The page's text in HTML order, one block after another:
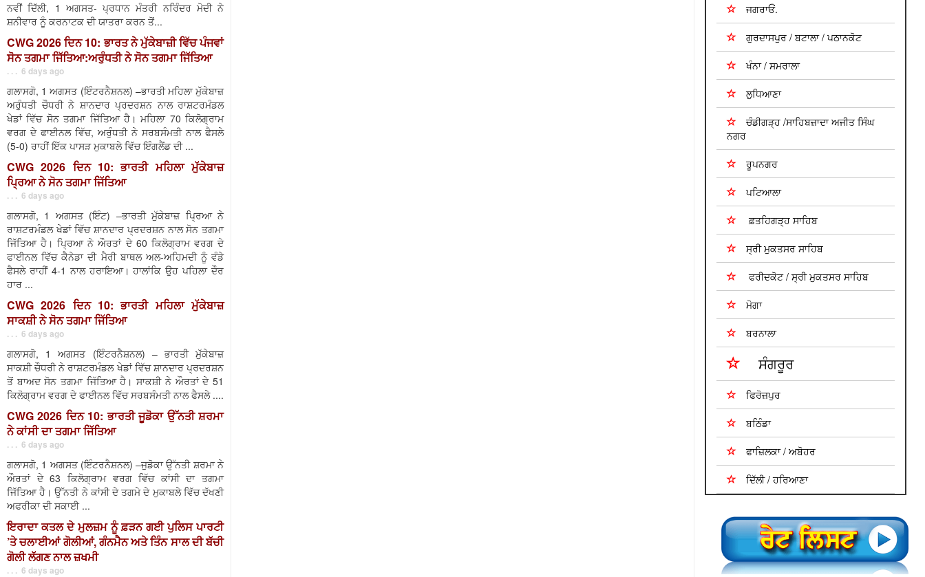
ਨਵੀਂ ਦਿੱਲੀ, 1 ਅਗਸਤ- ਪ੍ਰਧਾਨ ਮੰਤਰੀ ਨਰਿੰਦਰ ਮੋਦੀ ਨੇ
ਸ਼ਨੀਵਾਰ ਨੂੰ ਕਰਨਾਟਕ ਦੀ ਯਾਤਰਾ ਕਰਨ ਤੋਂ...
CWG 2026 ਦਿਨ 10: ਭਾਰਤ ਨੇ ਮੁੱਕੇਬਾਜ਼ੀ ਵਿੱਚ ਪੰਜਵਾਂ
ਸੋਨ ਤਗਮਾ ਜਿੱਤਿਆ:ਅਰੁੰਧਤੀ ਨੇ ਸੋਨ ਤਗਮਾ ਜਿੱਤਿਆ
. . . 6 days ago
ਗਲਾਸਗੋ, 1 ਅਗਸਤ (ਇੰਟਰਨੈਸ਼ਨਲ) –ਭਾਰਤੀ ਮਹਿਲਾ ਮੁੱਕੇਬਾਜ਼
ਅਰੁੰਧਤੀ ਚੌਧਰੀ ਨੇ ਸ਼ਾਨਦਾਰ ਪ੍ਰਦਰਸ਼ਨ ਨਾਲ ਰਾਸ਼ਟਰਮੰਡਲ
ਖੇਡਾਂ ਵਿੱਚ ਸੋਨ ਤਗਮਾ ਜਿੱਤਿਆ ਹੈ। ਮਹਿਲਾ 70 ਕਿਲੋਗ੍ਰਾਮ
ਵਰਗ ਦੇ ਫਾਈਨਲ ਵਿੱਚ, ਅਰੁੰਧਤੀ ਨੇ ਸਰਬਸੰਮਤੀ ਨਾਲ ਫੈਸਲੇ
(5-0) ਰਾਹੀਂ ਇੱਕ ਪਾਸੜ ਮੁਕਾਬਲੇ ਵਿੱਚ ਇੰਗਲੈਂਡ ਦੀ ...
CWG 2026 ਦਿਨ 10: ਭਾਰਤੀ ਮਹਿਲਾ ਮੁੱਕੇਬਾਜ਼
ਪ੍ਰਿਆ ਨੇ ਸੋਨ ਤਗਮਾ ਜਿੱਤਿਆ
. . . 6 days ago
ਗਲਾਸਗੋ, 1 ਅਗਸਤ (ਇੰਟ) –ਭਾਰਤੀ ਮੁੱਕੇਬਾਜ਼ ਪ੍ਰਿਆ ਨੇ
ਰਾਸ਼ਟਰਮੰਡਲ ਖੇਡਾਂ ਵਿੱਚ ਸ਼ਾਨਦਾਰ ਪ੍ਰਦਰਸ਼ਨ ਨਾਲ ਸੋਨ ਤਗਮਾ
ਜਿੱਤਿਆ ਹੈ। ਪ੍ਰਿਆ ਨੇ ਔਰਤਾਂ ਦੇ 60 ਕਿਲੋਗ੍ਰਾਮ ਵਰਗ ਦੇ
ਫਾਈਨਲ ਵਿੱਚ ਕੈਨੇਡਾ ਦੀ ਮੈਰੀ ਬਾਥਲ ਅਲ-ਅਹਿਮਦੀ ਨੂੰ ਵੰਡੇ
ਫੈਸਲੇ ਰਾਹੀਂ 4-1 ਨਾਲ ਹਰਾਇਆ। ਹਾਲਾਂਕਿ ਉਹ ਪਹਿਲਾ ਦੌਰ
ਹਾਰ ...
CWG 2026 ਦਿਨ 10: ਭਾਰਤੀ ਮਹਿਲਾ ਮੁੱਕੇਬਾਜ਼
ਸਾਕਸ਼ੀ ਨੇ ਸੋਨ ਤਗਮਾ ਜਿੱਤਿਆ
. . . 6 days ago
ਗਲਾਸਗੋ, 1 ਅਗਸਤ (ਇੰਟਰਨੈਸ਼ਨਲ) – ਭਾਰਤੀ ਮੁੱਕੇਬਾਜ਼
ਸਾਕਸ਼ੀ ਚੌਧਰੀ ਨੇ ਰਾਸ਼ਟਰਮੰਡਲ ਖੇਡਾਂ ਵਿੱਚ ਸ਼ਾਨਦਾਰ ਪ੍ਰਦਰਸ਼ਨ
ਤੋਂ ਬਾਅਦ ਸੋਨ ਤਗਮਾ ਜਿੱਤਿਆ ਹੈ। ਸਾਕਸ਼ੀ ਨੇ ਔਰਤਾਂ ਦੇ 51
ਕਿਲੋਗ੍ਰਾਮ ਵਰਗ ਦੇ ਫਾਈਨਲ ਵਿੱਚ ਸਰਬਸੰਮਤੀ ਨਾਲ ਫੈਸਲੇ ....
CWG 2026 ਦਿਨ 10: ਭਾਰਤੀ ਜੂਡੋਕਾ ਉੱਨਤੀ ਸ਼ਰਮਾ
ਨੇ ਕਾਂਸੀ ਦਾ ਤਗਮਾ ਜਿੱਤਿਆ
. . . 6 days ago
ਗਲਾਸਗੋ, 1 ਅਗਸਤ (ਇੰਟਰਨੈਸ਼ਨਲ) –ਜੁਡੋਕਾ ਉੱਨਤੀ ਸ਼ਰਮਾ ਨੇ
ਔਰਤਾਂ ਦੇ 63 ਕਿਲੋਗ੍ਰਾਮ ਵਰਗ ਵਿੱਚ ਕਾਂਸੀ ਦਾ ਤਗਮਾ
ਜਿੱਤਿਆ ਹੈ। ਉੱਨਤੀ ਨੇ ਕਾਂਸੀ ਦੇ ਤਗਮੇ ਦੇ ਮੁਕਾਬਲੇ ਵਿੱਚ ਦੱਖਣੀ
ਅਫਰੀਕਾ ਦੀ ਸਕਾਈ ...
ਇਰਾਦਾ ਕਤਲ ਦੇ ਮੁਲਜ਼ਮ ਨੂੰ ਫ਼ੜਨ ਗਈ ਪੁਲਿਸ ਪਾਰਟੀ
’ਤੇ ਚਲਾਈਆਂ ਗੋਲੀਆਂ, ਗੰਨਮੈਨ ਅਤੇ ਤਿੰਨ ਸਾਲ ਦੀ ਬੱਚੀ
ਗੋਲੀ ਲੱਗਣ ਨਾਲ ਜ਼ਖਮੀ
. . . 6 days ago
ਜਗਰਾਓਂ.
ਗੁਰਦਾਸਪੁਰ / ਬਟਾਲਾ / ਪਠਾਨਕੋਟ
ਖੰਨਾ / ਸਮਰਾਲਾ
ਲੁਧਿਆਣਾ
ਚੰਡੀਗੜ੍ਹ /ਸਾਹਿਬਜ਼ਾਦਾ ਅਜੀਤ ਸਿੰਘ
ਨਗਰ
ਰੂਪਨਗਰ
ਪਟਿਆਲਾ
ਫ਼ਤਹਿਗੜ੍ਹ ਸਾਹਿਬ
ਸ੍ਰੀ ਮੁਕਤਸਰ ਸਾਹਿਬ
ਫਰੀਦਕੋਟ / ਸ੍ਰੀ ਮੁਕਤਸਰ ਸਾਹਿਬ
ਮੋਗਾ
ਬਰਨਾਲਾ
ਸੰਗਰੂਰ
ਫਿਰੋਜ਼ਪੁਰ
ਬਠਿੰਡਾ
ਫਾਜ਼ਿਲਕਾ / ਅਬੋਹਰ
ਦਿੱਲੀ / ਹਰਿਆਣਾ